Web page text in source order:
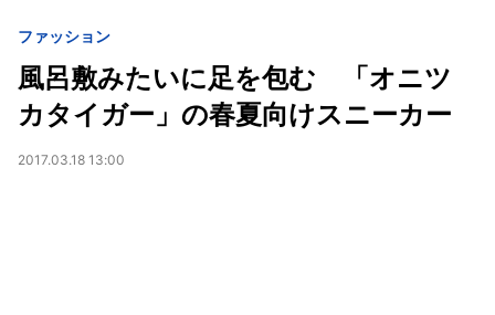
ファッション
風呂敷みたいに足を包む 「オニツ
カタイガー」の春夏向けスニーカー
2017.03.18 13:00